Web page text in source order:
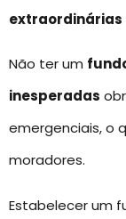
extraordinárias
Não ter um
inesperadas
emergenciais, o
moradores.
Estabelecer um